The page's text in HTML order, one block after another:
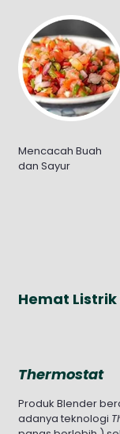
Mencacah Buah
dan Sayur
Hemat
Thermostat
Produk Blender
adanya teknologi